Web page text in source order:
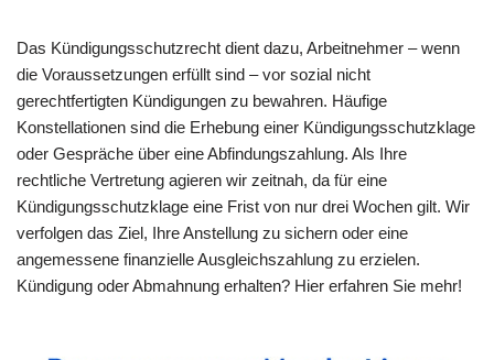
Das Kündigungsschutzrecht dient dazu, Arbeitnehmer – wenn
die Voraussetzungen erfüllt sind – vor sozial nicht
gerechtfertigten Kündigungen zu bewahren. Häufige
Konstellationen sind die Erhebung einer Kündigungsschutzklage
oder Gespräche über eine Abfindungszahlung. Als Ihre
rechtliche Vertretung agieren wir zeitnah, da für eine
Kündigungsschutzklage eine Frist von nur drei Wochen gilt. Wir
verfolgen das Ziel, Ihre Anstellung zu sichern oder eine
angemessene finanzielle Ausgleichszahlung zu erzielen.
Kündigung oder Abmahnung erhalten? Hier erfahren Sie mehr!